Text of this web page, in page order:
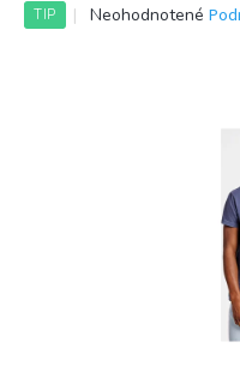
TIP
Priemerné
Neohodnotené